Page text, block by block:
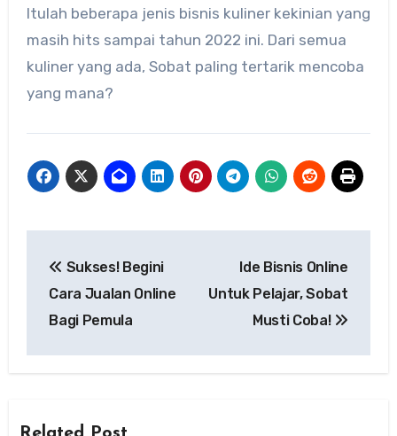
Itulah beberapa jenis bisnis kuliner kekinian yang
masih hits sampai tahun 2022 ini. Dari semua
kuliner yang ada, Sobat paling tertarik mencoba
yang mana?
pos
Sukses! Begini
Cara Jualan Online
Bagi Pemula
Ide Bisnis Online
Untuk Pelajar, Sobat
Musti Coba!